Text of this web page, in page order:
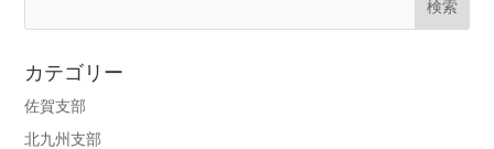
カテゴリー
佐賀支部
北九州支部